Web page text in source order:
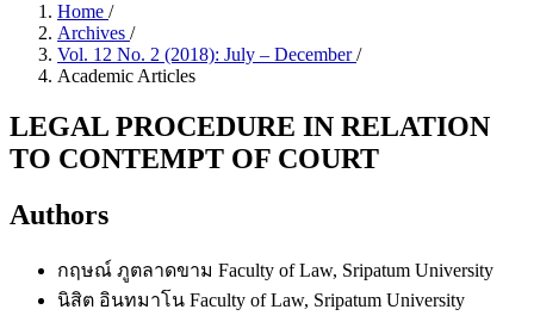
Home /
Archives /
Vol. 12 No. 2 (2018): July – December/
Academic Articles
LEGAL PROCEDURE IN RELATION
TO CONTEMPT OF COURT
Authors
กฤษณ์ ภูตลาดขาม Faculty of Law, Sripatum University
นิสิต อินทมาโน Faculty of Law, Sripatum University